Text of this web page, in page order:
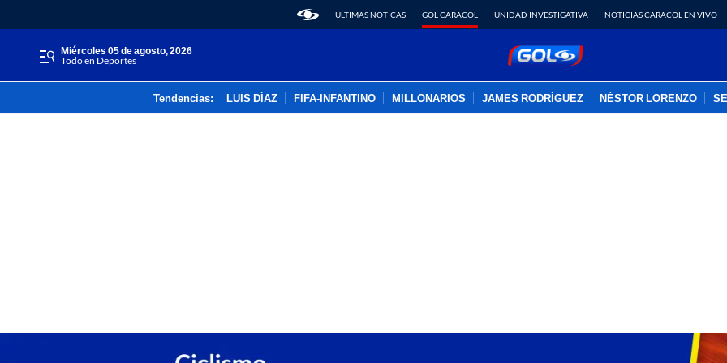
ÚLTIMAS NOTICAS GOL CARACOL UNIDAD INVESTIGATIVA NOTICIAS CARACOL EN VIVO
miércoles 05 de agosto, 2026
Todo en Deportes
Tendencias: LUIS DÍAZ FIFA-INFANTINO MILLONARIOS JAMES RODRÍGUEZ NÉSTOR LORENZO